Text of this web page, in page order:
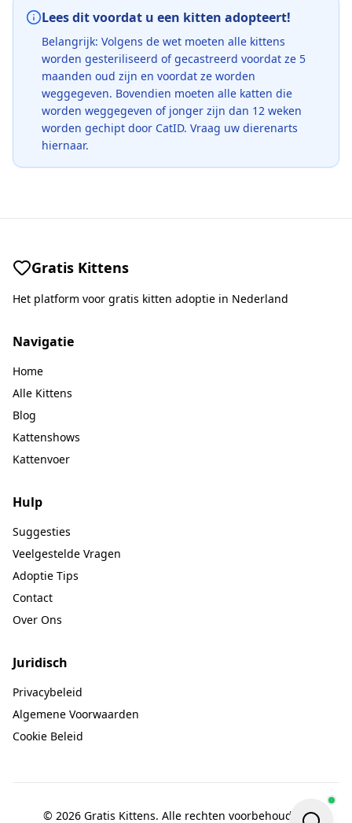
Lees dit voordat u een kitten adopteert!
Belangrijk: Volgens de wet moeten alle kittens
worden gesteriliseerd of gecastreerd voordat ze 5
maanden oud zijn en voordat ze worden
weggegeven. Bovendien moeten alle katten die
worden weggegeven of jonger zijn dan 12 weken
worden gechipt door CatID. Vraag uw dierenarts
hiernaar.
Gratis Kittens
Het platform voor gratis kitten adoptie in Nederland
Navigatie
Home
Alle Kittens
Blog
Kattenshows
Kattenvoer
Hulp
Suggesties
Veelgestelde Vragen
Adoptie Tips
Contact
Over Ons
Juridisch
Privacybeleid
Algemene Voorwaarden
Cookie Beleid
© 2026 Gratis Kittens. Alle rechten voorbehouden.